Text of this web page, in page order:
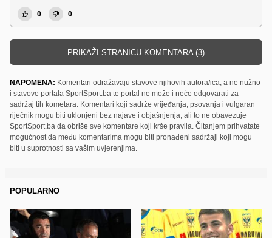
0 0
PRIKAŽI STRANICU KOMENTARA (3)
NAPOMENA: Komentari odražavaju stavove njihovih autora/ica, a ne nužno
i stavove portala SportSport.ba te portal ne može i neće odgovarati za
sadržaj tih kometara. Komentari koji sadrže vrijeđanja, psovanja i vulgaran
riječnik mogu biti uklonjeni bez najave i objašnjenja, ali to ne obavezuje
SportSport.ba da obriše sve komentare koji krše pravila. Čitanjem prihvatate
mogućnost da među komentarima mogu biti pronađeni sadržaji koji mogu
biti u suprotnosti sa vašim uvjerenjima.
POPULARNO